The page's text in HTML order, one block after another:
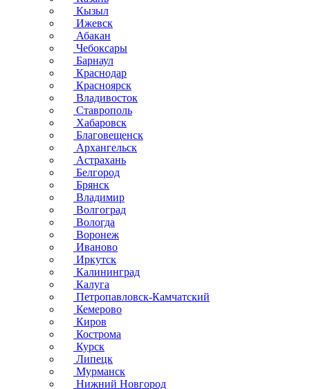
Кызыл
Ижевск
Абакан
Чебоксары
Барнаул
Краснодар
Красноярск
Владивосток
Ставрополь
Хабаровск
Благовещенск
Архангельск
Астрахань
Белгород
Брянск
Владимир
Волгоград
Вологда
Воронеж
Иваново
Иркутск
Калининград
Калуга
Петропавловск-Камчатский
Кемерово
Киров
Кострома
Курск
Липецк
Мурманск
Нижний Новгород